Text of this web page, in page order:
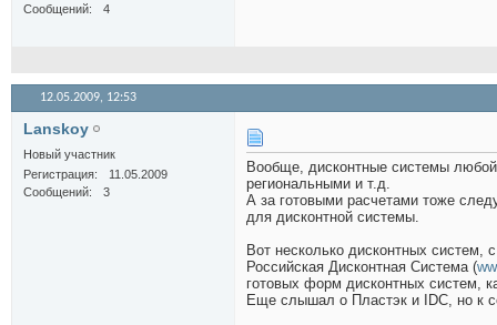
Сообщений
4
12.05.2009, 12:53
Lanskoy
Новый участник
Регистрация
11.05.2009
Сообщений
3
Вообще, дисконтные системы
региональными и т.д.
А за готовыми расчетами тоже
для дисконтной системы.
Вот несколько дисконтных систем,
Российская Дисконтная Система (
готовых форм дисконтных систем,
Еще слышал о Пластэк и IDC, но к